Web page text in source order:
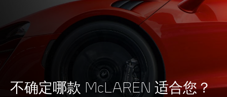
发动机
发动机排量 3,994cc
V8, 4.0L
不确定哪款 McLAREN 适合您？